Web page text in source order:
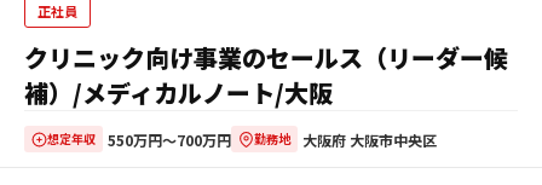
正社員
クリニック向け事業のセールス（リーダー候
補）/メディカルノート/大阪
想定年収 550万円〜700万円 勤務地 大阪府 大阪市中央区